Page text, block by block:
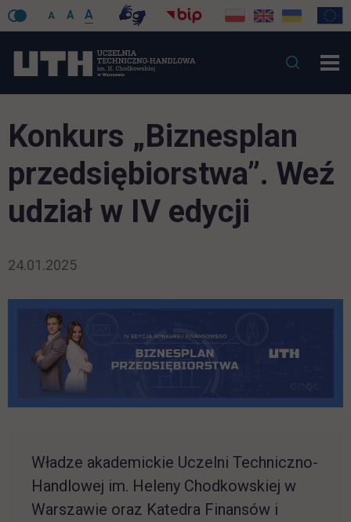
A A A
Konkurs „Biznesplan
przedsiębiorstwa”. Weź
udział w IV edycji
24.01.2025
Władze akademickie Uczelni Techniczno-
Handlowej im. Heleny Chodkowskiej w
Warszawie oraz Katedra Finansów i